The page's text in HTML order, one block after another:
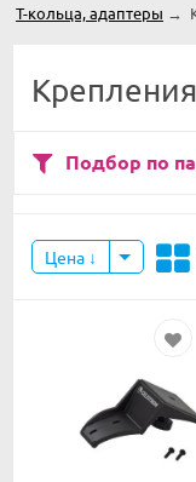
Т-кольца, адаптеры →
Подбор по
Цена